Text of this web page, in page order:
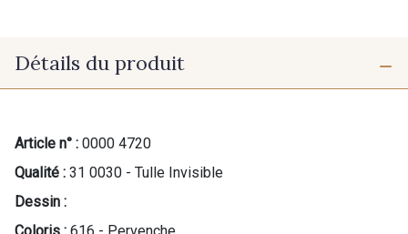
Détails du produit
Article n° : 0000 4720
Qualité : 31 0030 - Tulle Invisible
Dessin :